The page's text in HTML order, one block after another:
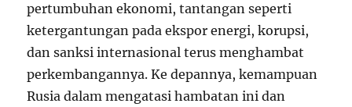
pertumbuhan ekonomi, tantangan seperti
ketergantungan pada ekspor energi, korupsi,
dan sanksi internasional terus menghambat
perkembangannya. Ke depannya, kemampuan
Rusia dalam mengatasi hambatan ini dan